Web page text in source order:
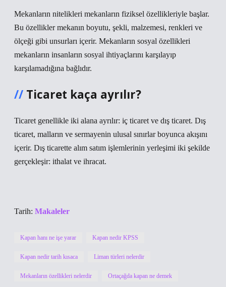
Mekanların nitelikleri mekanların fiziksel özellikleriyle başlar.
Bu özellikler mekanın boyutu, şekli, malzemesi, renkleri ve
ölçeği gibi unsurları içerir. Mekanların sosyal özellikleri
mekanların insanların sosyal ihtiyaçlarını karşılayıp
karşılamadığına bağlıdır.
Ticaret kaça ayrılır?
Ticaret genellikle iki alana ayrılır: iç ticaret ve dış ticaret. Dış
ticaret, malların ve sermayenin ulusal sınırlar boyunca akışını
içerir. Dış ticarette alım satım işlemlerinin yerleşimi iki şekilde
gerçekleşir: ithalat ve ihracat.
Tarih: Makaleler
Kapan hanı ne işe yarar Kapan nedir KPSS
Kapan nedir tarih kısaca Liman türleri nelerdir
Mekanların özellikleri nelerdir Ortaçağda kapan ne demek